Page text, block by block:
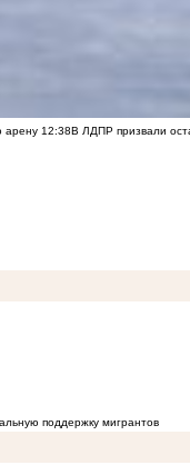
арену 12:38В ЛДПР призвали
поддержку мигрантов